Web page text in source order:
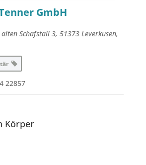
GmbH
alten Schafstall 3, 51373 Leverkusen,
22857
Körper